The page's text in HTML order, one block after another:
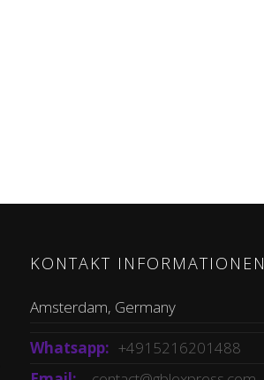
KONTAKT INFORMATIONEN
Amsterdam, Germany
Whatsapp: +4915216201488